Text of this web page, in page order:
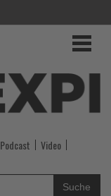
Podcast
Video
Suche